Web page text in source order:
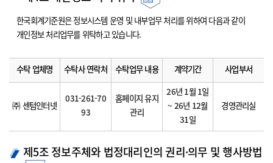
한국회계기준원은 정보시스템 운영 및 내부업무 처리를 위하여 다음과 같이
개인정보 처리업무를 위탁하고 있습니다.
수탁 업체명 수탁사 연락처 수탁업무 내용 계약기간 사업부서
㈜ 센텀인터넷
031-261-70
93
홈페이지 유지
관리
26년 1월 1일
~ 26년 12월
31일
경영관리실
제5조 정보주체와 법정대리인의 권리·의무 및 행사방법